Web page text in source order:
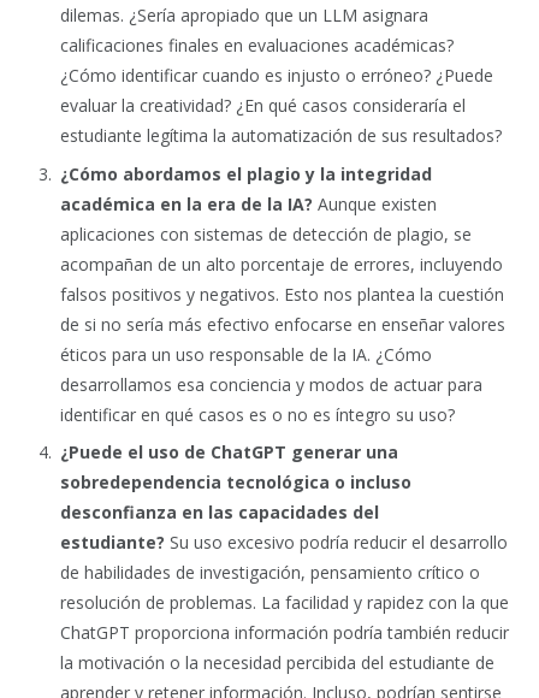
dilemas. ¿Sería apropiado que un LLM asignara
calificaciones finales en evaluaciones académicas?
¿Cómo identificar cuando es injusto o erróneo? ¿Puede
evaluar la creatividad? ¿En qué casos consideraría el
estudiante legítima la automatización de sus resultados?
¿Cómo abordamos el plagio y la integridad
académica en la era de la IA? Aunque existen
aplicaciones con sistemas de detección de plagio, se
acompañan de un alto porcentaje de errores, incluyendo
falsos positivos y negativos. Esto nos plantea la cuestión
de si no sería más efectivo enfocarse en enseñar valores
éticos para un uso responsable de la IA. ¿Cómo
desarrollamos esa conciencia y modos de actuar para
identificar en qué casos es o no es íntegro su uso?
¿Puede el uso de ChatGPT generar una
sobredependencia tecnológica o incluso
desconfianza en las capacidades del
estudiante? Su uso excesivo podría reducir el desarrollo
de habilidades de investigación, pensamiento crítico o
resolución de problemas. La facilidad y rapidez con la que
ChatGPT proporciona información podría también reducir
la motivación o la necesidad percibida del estudiante de
aprender y retener información. Incluso, podrían sentirse